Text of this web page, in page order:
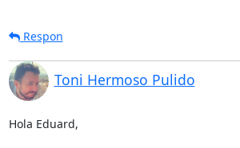
Respon
Toni Hermoso Pulido
Hola Eduard,